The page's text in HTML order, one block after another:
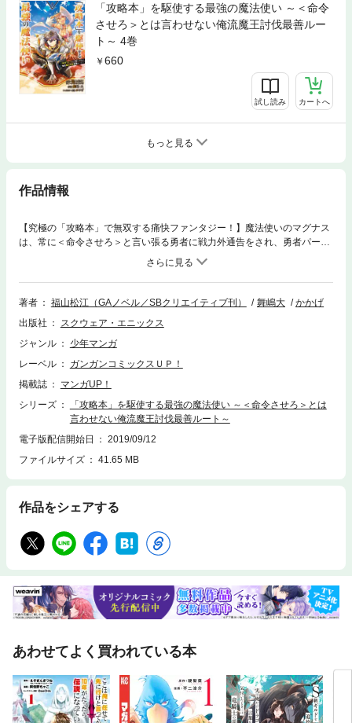
「攻略本」を駆使する最強の魔法使い ～＜命令
させろ＞とは言わせない俺流魔王討伐最善ルー
ト～ 4巻
660
試し読み カートへ
もっと見る
作品情報
【究極の「攻略本」で無双する痛快ファンタジー！】魔法使いのマグナス
は、常に＜命令させろ＞と言い張る勇者に戦力外通告をされ、勇者パーテ
ィーから追放されてしまった…！ しかし、偶然手に入れた一冊の本。
神々の言葉で記されたそれは魔王討伐に役立つ完璧な情報が網羅された究
極の「攻略本」だった！ 超効率的なレベルアップ方法から、レアアイテ
ムの入手情報、はたまた理想のデートコース案内まで♪ 攻略本知識で無
p.Original Character Designs:(C)kakage/SB Creative Corp. (C)2019 Hiro
Maijima
著者 福山松江（GAノベル／SBクリエイティブ刊） 舞嶋大
かかげ
出版社
スクウェア・エニックス
ジャンル
少年マンガ
レーベル
ガンガンコミックスＵＰ！
掲載誌
マンガUP！
シリーズ
「攻略本」を駆使する最強の魔法使い ～＜命令させろ＞とは
言わせない俺流魔王討伐最善ルート～
電子版配信開始日
2019/09/12
ファイルサイズ
41.65 MB
作品をシェアする
あわせてよく買われている本